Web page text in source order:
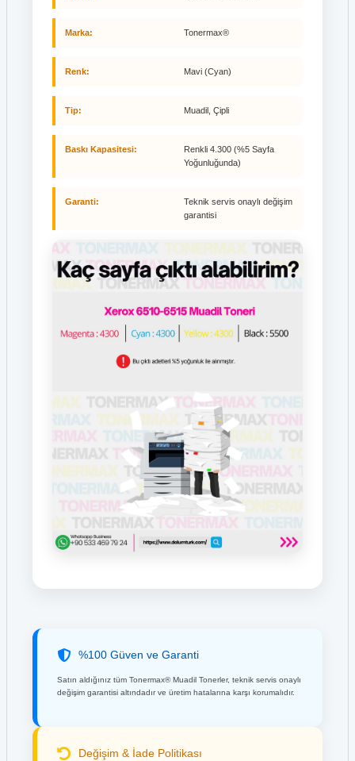
Marka: Tonermax®
Renk: Mavi (Cyan)
Tip: Muadil, Çipli
Baskı Kapasitesi:
Renkli 4.300 (%5 Sayfa
Yoğunluğunda)
Garanti:
Teknik servis onaylı değişim
garantisi
%100 Güven ve Garanti
Satın aldığınız tüm Tonermax® Muadil Tonerler, teknik servis onaylı
değişim garantisi altındadır ve üretim hatalarına karşı korumalıdır.
Değişim & İade Politikası